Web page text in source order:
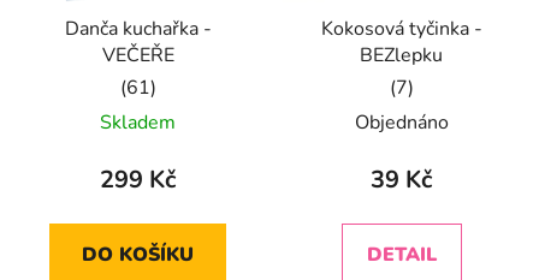
Danča kuchařka -
VEČEŘE
Průměrné
hodnocení
produktu
5,0
z
Skladem
299 Kč
DO KOŠÍKU
Kokosová tyčinka -
BEZlepku
Průměrné
hodnocení
produktu
5,0
z
Objednáno
39 Kč
DETAIL